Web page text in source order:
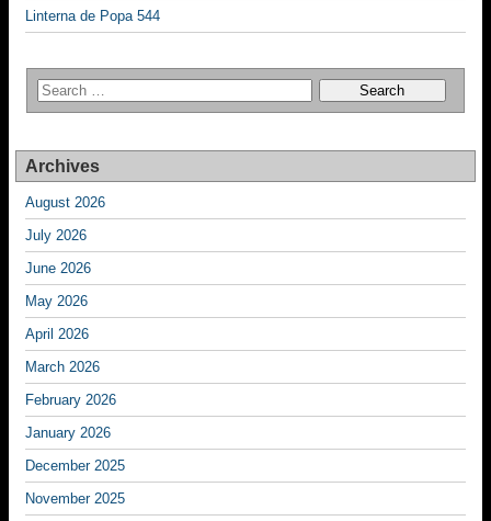
Linterna de Popa 544
Archives
August 2026
July 2026
June 2026
May 2026
April 2026
March 2026
February 2026
January 2026
December 2025
November 2025